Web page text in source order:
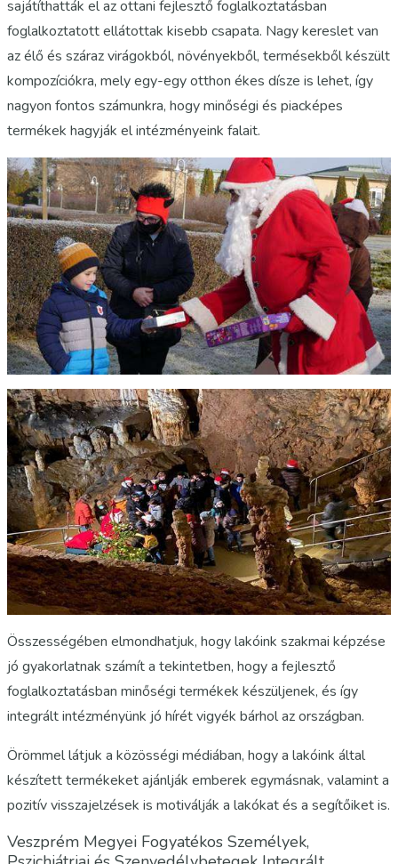
sajátíthatták el az ottani fejlesztő foglalkoztatásban
foglalkoztatott ellátottak kisebb csapata. Nagy kereslet van
az élő és száraz virágokból, növényekből, termésekből készült
kompozíciókra, mely egy-egy otthon ékes dísze is lehet, így
nagyon fontos számunkra, hogy minőségi és piacképes
termékek hagyják el intézményeink falait.
Összességében elmondhatjuk, hogy lakóink szakmai képzése
jó gyakorlatnak számít a tekintetben, hogy a fejlesztő
foglalkoztatásban minőségi termékek készüljenek, és így
integrált intézményünk jó hírét vigyék bárhol az országban.
Örömmel látjuk a közösségi médiában, hogy a lakóink által
készített termékeket ajánlják emberek egymásnak, valamint a
pozitív visszajelzések is motiválják a lakókat és a segítőiket is.
Veszprém Megyei Fogyatékos Személyek,